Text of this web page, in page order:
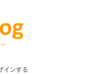
インする